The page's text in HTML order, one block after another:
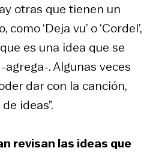
otras que tienen un
‘Deja vu’ o ‘Cordel’,
es una idea que se
. Algunas veces
dar con la canción,
ideas”.
revisan las ideas que